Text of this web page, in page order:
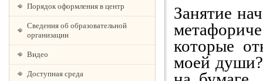
Порядок оформления в центр
Сведения об образовательной
организации
Видео
Доступная среда
Занятие
которые
моей